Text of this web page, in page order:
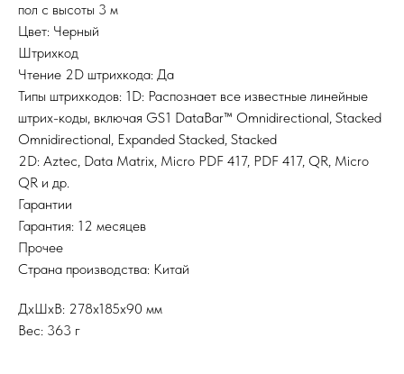
пол с высоты 3 м
Цвет: Черный
Штрихкод
Чтение 2D штрихкода: Да
Типы штрихкодов: 1D: Распознает все известные линейные
штрих-коды, включая GS1 DataBar™ Omnidirectional, Stacked
Omnidirectional, Expanded Stacked, Stacked
2D: Aztec, Data Matrix, Micro PDF 417, PDF 417, QR, Micro
QR и др.
Гарантии
Гарантия: 12 месяцев
Прочее
Страна производства: Китай
ДxШxВ: 278x185x90 мм
Вес: 363 г